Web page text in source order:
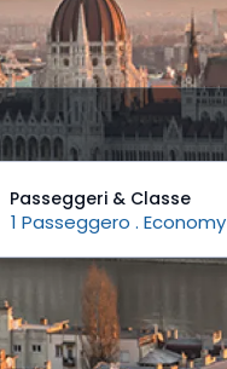
Passeggeri & Classe
1 Passeggero . Economy